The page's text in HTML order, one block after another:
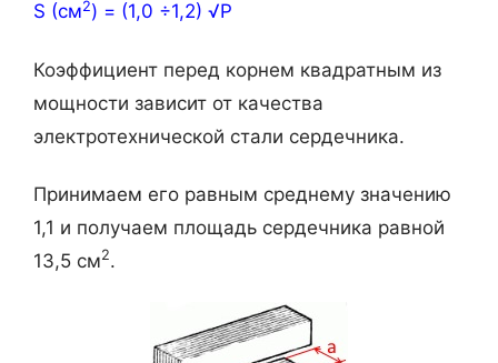
S (см2) = (1,0 ÷1,2) √Р
Коэффициент перед корнем квадратным из
мощности зависит от качества
электротехнической стали сердечника.
Принимаем его равным среднему значению
1,1 и получаем площадь сердечника равной
13,5 см2.